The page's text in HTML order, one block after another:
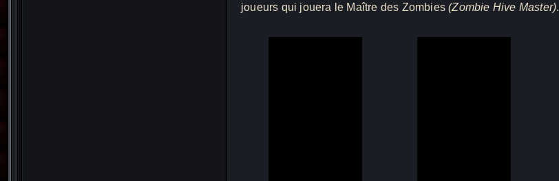
joueurs qui jouera le Maître des Zombies(Zombie Hive Master).